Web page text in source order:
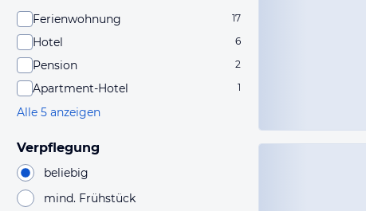
Ferienwohnung 17
Hotel 6
Pension 2
Apartment-Hotel 1
Alle 5 anzeigen
Verpflegung
beliebig
mind. Frühstück